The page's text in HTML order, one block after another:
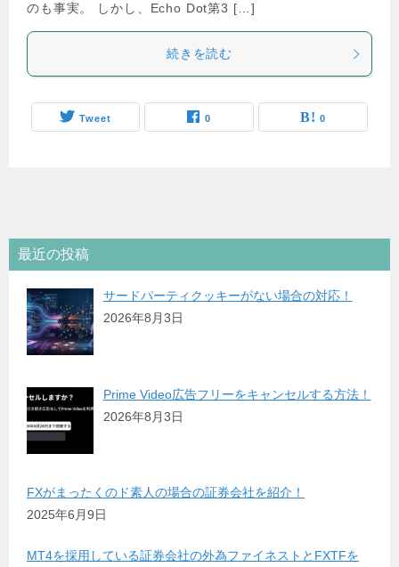
のも事実。 しかし、Echo Dot第3 […]
続きを読む
Tweet 0 0
最近の投稿
サードパーティクッキーがない場合の対応！
2026年8月3日
Prime Video広告フリーをキャンセルする方法！
2026年8月3日
FXがまったくのド素人の場合の証券会社を紹介！
2025年6月9日
MT4を採用している証券会社の外為ファイネストとFXTFを